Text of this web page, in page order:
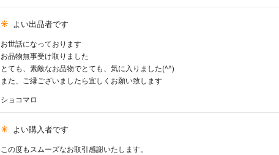
よい出品者です
お世話になっております
お品物無事受け取りました
とても、素敵なお品物でとても、気に入りました(^^)
また、ご縁ございましたら宜しくお願い致します
ショコマロ
よい購入者です
この度もスムーズなお取引感謝いたします。